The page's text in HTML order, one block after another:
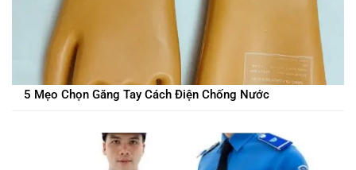
5 Mẹo Chọn Găng Tay Cách Điện Chống Nước